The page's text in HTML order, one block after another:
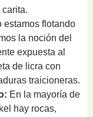
estamos flotando
la noción del
expuesta al
de licra con
traicioneras.
En la mayoría de
hay rocas,